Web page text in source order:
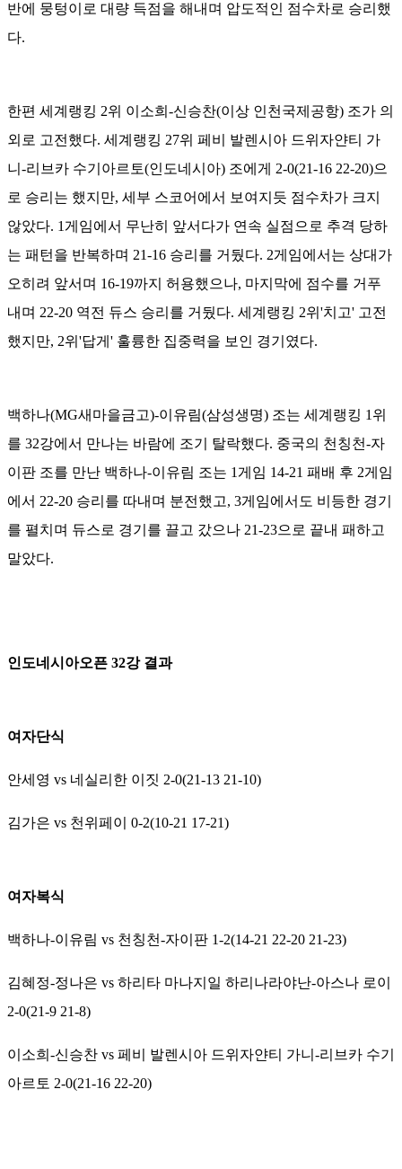
반에 뭉텅이로 대량 득점을 해내며 압도적인 점수차로 승리했
다.
한편 세계랭킹 2위 이소희-신승찬(이상 인천국제공항) 조가 의
외로 고전했다. 세계랭킹 27위 페비 발렌시아 드위자얀티 가
니-리브카 수기아르토(인도네시아) 조에게 2-0(21-16 22-20)으
로 승리는 했지만, 세부 스코어에서 보여지듯 점수차가 크지
않았다. 1게임에서 무난히 앞서다가 연속 실점으로 추격 당하
는 패턴을 반복하며 21-16 승리를 거뒀다. 2게임에서는 상대가
오히려 앞서며 16-19까지 허용했으나, 마지막에 점수를 거푸
내며 22-20 역전 듀스 승리를 거뒀다. 세계랭킹 2위'치고' 고전
했지만, 2위'답게' 훌륭한 집중력을 보인 경기였다.
백하나(MG새마을금고)-이유림(삼성생명) 조는 세계랭킹 1위
를 32강에서 만나는 바람에 조기 탈락했다. 중국의 천칭천-자
이판 조를 만난 백하나-이유림 조는 1게임 14-21 패배 후 2게임
에서 22-20 승리를 따내며 분전했고, 3게임에서도 비등한 경기
를 펼치며 듀스로 경기를 끌고 갔으나 21-23으로 끝내 패하고
말았다.
인도네시아오픈 32강 결과
여자단식
안세영 vs 네실리한 이짓 2-0(21-13 21-10)
김가은 vs 천위페이 0-2(10-21 17-21)
여자복식
백하나-이유림 vs 천칭천-자이판 1-2(14-21 22-20 21-23)
김혜정-정나은 vs 하리타 마나지일 하리나라야난-아스나 로이
2-0(21-9 21-8)
이소희-신승찬 vs 페비 발렌시아 드위자얀티 가니-리브카 수기
아르토 2-0(21-16 22-20)